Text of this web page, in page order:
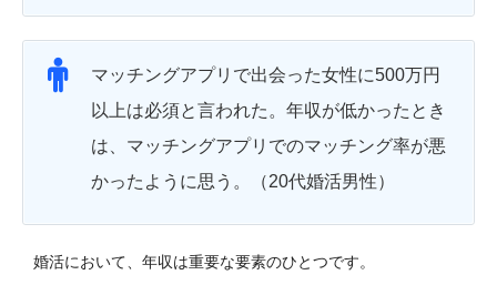
マッチングアプリで出会った女性に500万円
以上は必須と言われた。年収が低かったとき
は、マッチングアプリでのマッチング率が悪
かったように思う。（20代婚活男性）
婚活において、年収は重要な要素のひとつです。